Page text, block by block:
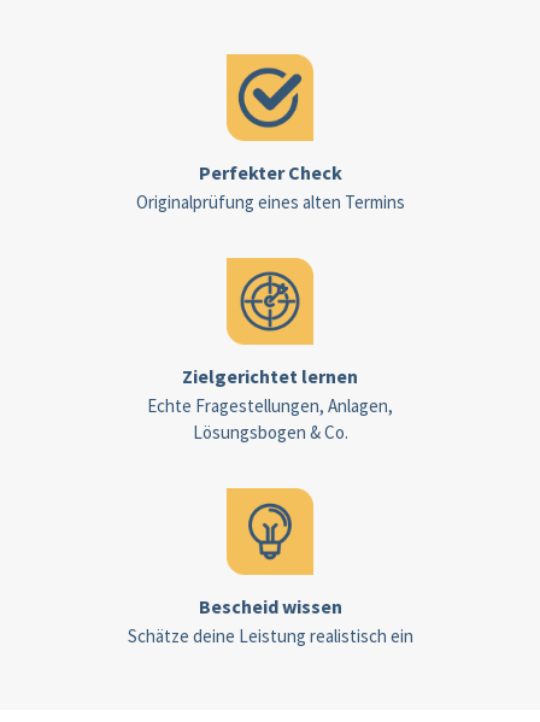
Perfekter Check
Zielgerichtet lernen
Bescheid wissen
Originalprüfung eines alten Termins
Echte Fragestellungen, Anlagen,
Lösungsbogen & Co.
Schätze deine Leistung realistisch ein